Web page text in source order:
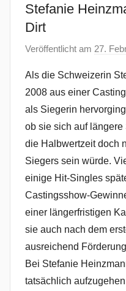
Stefanie
Dirt
Veröffentlicht am 27.
Als die Schweizerin
2008 aus einer
als Siegerin
ob sie sich auf
die Halbwertzeit doch
Siegers sein würde.
einige Hit-Singles
Castingsshow-
einer längerfristigen
sie auch nach dem
ausreichend
Bei Stefanie
tatsächlich